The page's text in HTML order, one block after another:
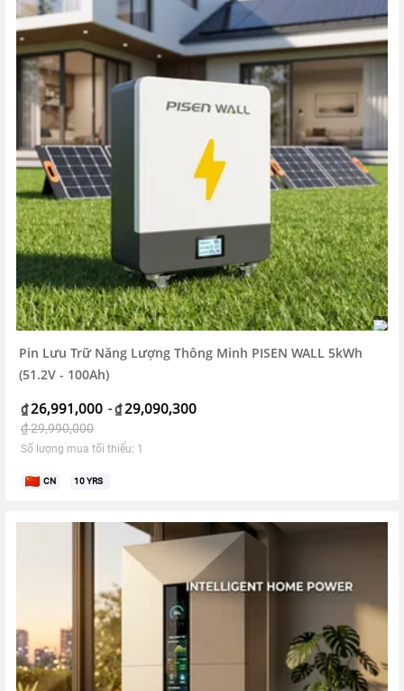
Pin Lưu Trữ Năng Lượng Thông Minh PISEN WALL 5kWh
(51.2V - 100Ah)
₫26,991,000 -₫29,090,300
₫29,990,000
Số lượng mua tối thiểu: 1
CN 10YRS